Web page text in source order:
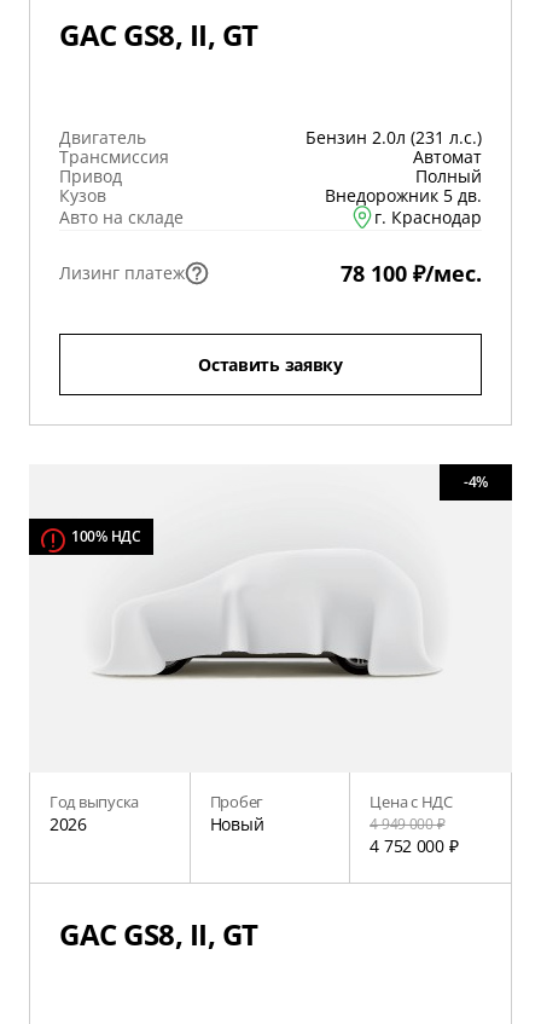
GAC GS8, II, GT
Двигатель
Бензин 2.0л (231 л.с.)
Трансмиссия
Автомат
Привод
Полный
Кузов
Внедорожник 5 дв.
Авто на складе
г. Краснодар
Лизинг платеж 78 100 ₽/мес.
Оставить заявку
100% НДС
-4%
Год выпуска
2026
Пробег
Новый
Цена с НДС
4 949 000 ₽
4 752 000 ₽
GAC GS8, II, GT